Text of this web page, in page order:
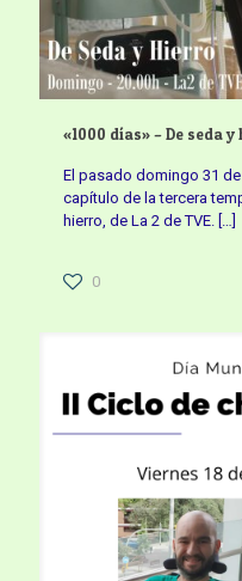
«1000 días» – De seda
El pasado domingo 31
capítulo de la tercera
hierro, de La 2 de TVE. […]
0